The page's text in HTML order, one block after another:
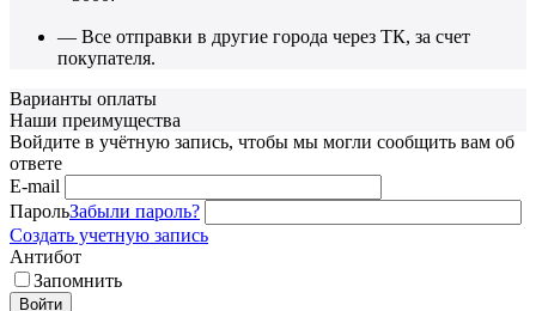
— Все отправки в другие города через ТК, за счет
покупателя.
Варианты оплаты
Наши преимущества
Войдите в учётную запись, чтобы мы могли сообщить вам об
ответе
E-mail
ПарольЗабыли пароль?
Создать учетную запись
Антибот
Запомнить
Войти